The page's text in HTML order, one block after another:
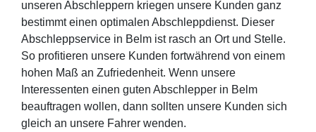
unseren Abschleppern kriegen unsere Kunden ganz
bestimmt einen optimalen Abschleppdienst. Dieser
Abschleppservice in Belm ist rasch an Ort und Stelle.
So profitieren unsere Kunden fortwährend von einem
hohen Maß an Zufriedenheit. Wenn unsere
Interessenten einen guten Abschlepper in Belm
beauftragen wollen, dann sollten unsere Kunden sich
gleich an unsere Fahrer wenden.